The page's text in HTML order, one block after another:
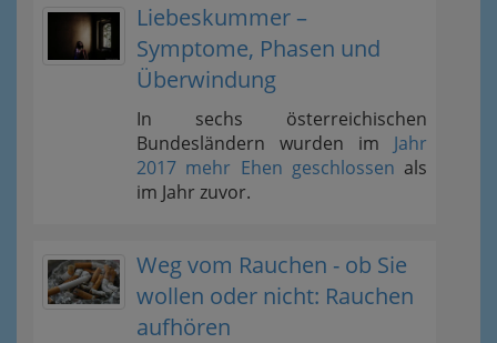
Liebeskummer –
Symptome, Phasen und
Überwindung
In sechs österreichischen
Bundesländern wurden im Jahr
2017 mehr Ehen geschlossen als
im Jahr zuvor.
Weg vom Rauchen - ob Sie
wollen oder nicht: Rauchen
aufhören